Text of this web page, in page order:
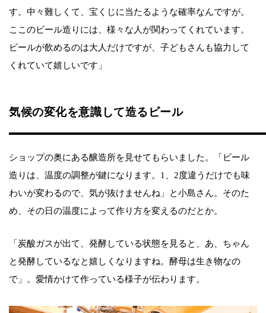
す。中々難しくて、宝くじに当たるような確率なんですが。
ここのビール造りには、様々な人が関わってくれています。
ビールが飲めるのは大人だけですが、子どもさんも協力して
くれていて嬉しいです」
気候の変化を意識して造るビール
ショップの奥にある醸造所を見せてもらいました。「ビール
造りは、温度の調整が鍵になります。1、2度違うだけでも味
わいが変わるので、気が抜けませんね」と小島さん。そのた
め、その日の温度によって作り方を変えるのだとか。
「炭酸ガスが出て、発酵している状態を見ると、あ、ちゃん
と発酵しているなと嬉しくなりますね。酵母は生き物なの
で」。愛情かけて作っている様子が伝わります。